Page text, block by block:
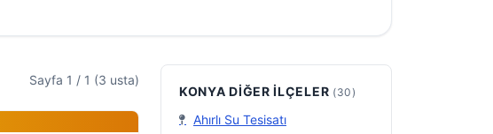
Sayfa 1 / 1 (3 usta)
KONYA DIĞER İLÇELER (30)
Ahırlı Su Tesisatı